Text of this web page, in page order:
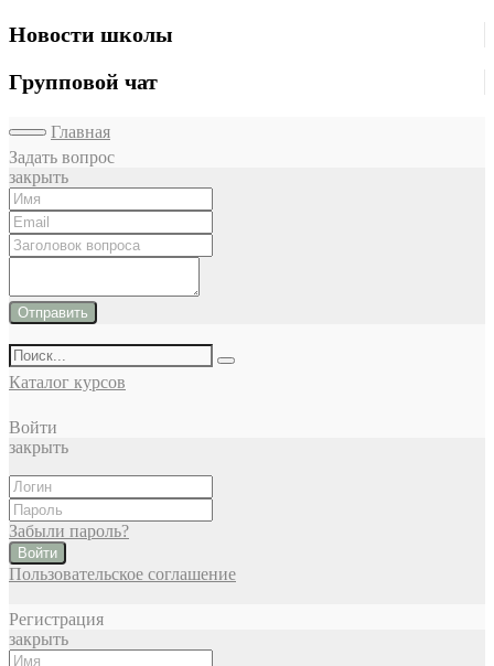
Новости школы
Групповой чат
Главная
Задать вопрос
закрыть
Отправить
Каталог курсов
Войти
закрыть
Забыли пароль?
Войти
Пользовательское соглашение
Регистрация
закрыть